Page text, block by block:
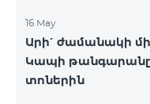
16 May
Արի՛ ժամանակի
Կապի թանգարանը
տոներին